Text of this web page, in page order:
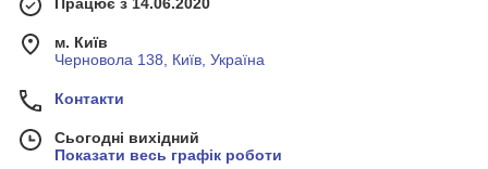
Працює з 14.06.2020
м. Київ
Черновола 138, Київ, Україна
Контакти
Сьогодні вихідний
Показати весь графік роботи